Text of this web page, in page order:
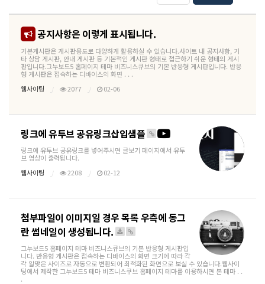
공지사항은 이렇게 표시됩니다.
기본게시판은 게시판용도로 다양하게 활용하실 수 있습니다.사이트 내 공지사항, 기
타 상담 게시판, 안내 게시판 등 기본적인 게시판 형태로 접근하기 쉬운 형태의 게시
판입니다.그누보드5 홈페이지 테마 비즈니스큐브의 기본 반응형 게시판입니다. 반응
형 게시판은 접속하는 디바이스의 화면 . . .
웹사이팅
2077 02-06
링크에 유투브 공유링크삽입샘플
링크에 유투브 공유링크를 넣어주시면 글보기 페이지에서 유투
브 영상이 출력됩니다.
웹사이팅
2208 02-12
첨부파일이 이미지일 경우 목록 우측에 동그
란 썸네일이 생성됩니다.
그누보드5 홈페이지 테마 비즈니스큐브의 기본 반응형 게시판입
니다. 반응형 게시판은 접속하는 디바이스의 화면 크기에 따라 각
각 알맞은 사이즈로 자동으로 변환되어 최적화된 화면으로 보실 수 있습니다.웹사이
팅에서 제작한 그누보드5 테마 비즈니스큐브 홈페이지 테마를 이용하시면 본 테마 . .
.